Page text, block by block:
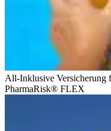
All-Inklusive Versicherung
PharmaRisk® FLEX